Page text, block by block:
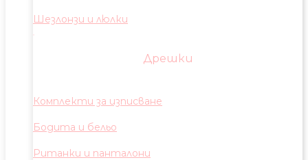
Шезлонзи и люлки
Дрешки
Комплекти за изписване
Бодита и бельо
Ританки и панталони